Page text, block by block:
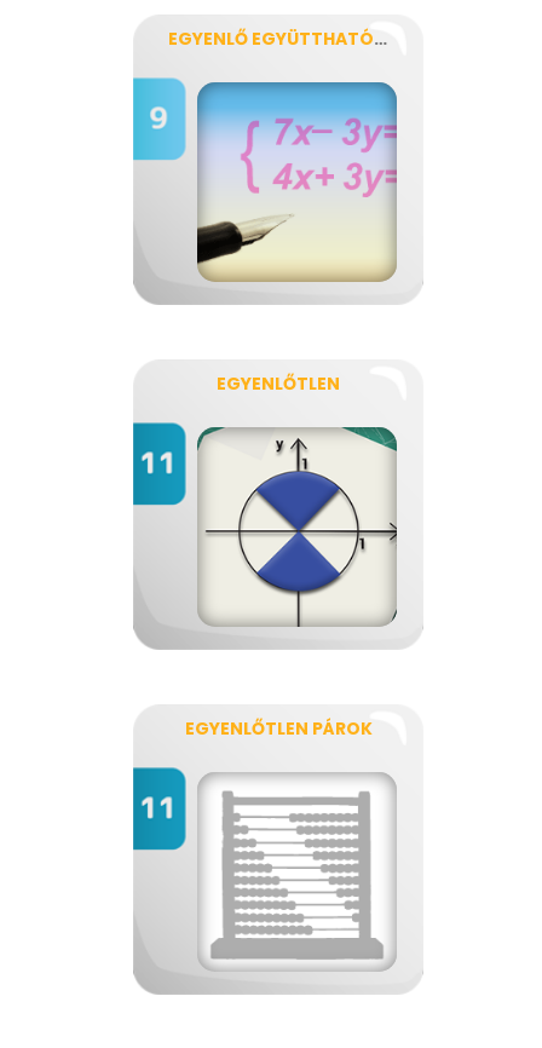
EGYENLŐ EGYÜTTHATÓK MÓDSZERE
EGYENLŐTLEN
EGYENLŐTLEN PÁROK